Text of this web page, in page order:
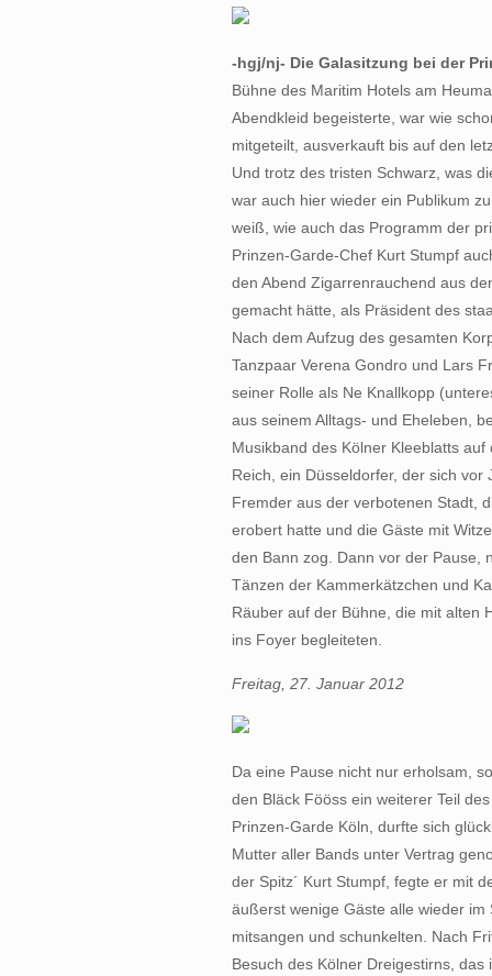
-hgj/nj- Die Galasitzung bei der
Bühne des Maritim Hotels am
Abendkleid begeisterte, war wie
mitgeteilt, ausverkauft bis auf den
Und trotz des tristen Schwarz, was
war auch hier wieder ein Publikum
weiß, wie auch das Programm der
Prinzen-Garde-Chef Kurt Stumpf
den Abend Zigarrenrauchend aus
gemacht hätte, als Präsident des
Nach dem Aufzug des gesamten
Tanzpaar Verena Gondro und Lars
seiner Rolle als Ne Knallkopp
aus seinem Alltags- und Eheleben,
Musikband des Kölner Kleeblatts
Reich, ein Düsseldorfer, der sich
Fremder aus der verbotenen Stadt,
erobert hatte und die Gäste mit
den Bann zog. Dann vor der Pause,
Tänzen der Kammerkätzchen und
Räuber auf der Bühne, die mit
ins Foyer begleiteten.
Freitag, 27. Januar 2012
Da eine Pause nicht nur erholsam,
den Bläck Fööss ein weiterer Teil
Prinzen-Garde Köln, durfte sich
Mutter aller Bands unter Vertrag
der Spitz´ Kurt Stumpf, fegte er mit
äußerst wenige Gäste alle wieder im
mitsangen und schunkelten. Nach
Besuch des Kölner Dreigestirns,